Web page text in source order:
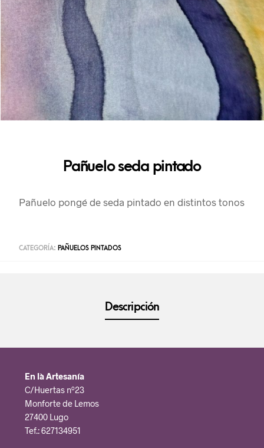
Pañuelo seda pintado
Pañuelo pongé de seda pintado en distintos tonos
CATEGORÍA: PAÑUELOS PINTADOS
Descripción
En là Artesanía
C/Huertas nº23
Monforte de Lemos
27400 Lugo
Tef.: 627134951